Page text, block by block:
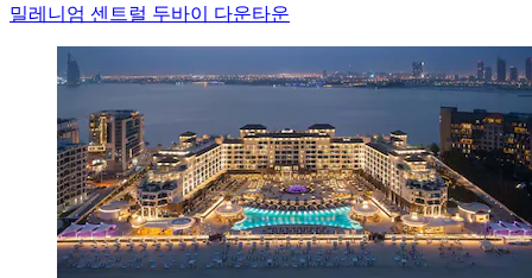
밀레니엄 센트럴 두바이 다운타운